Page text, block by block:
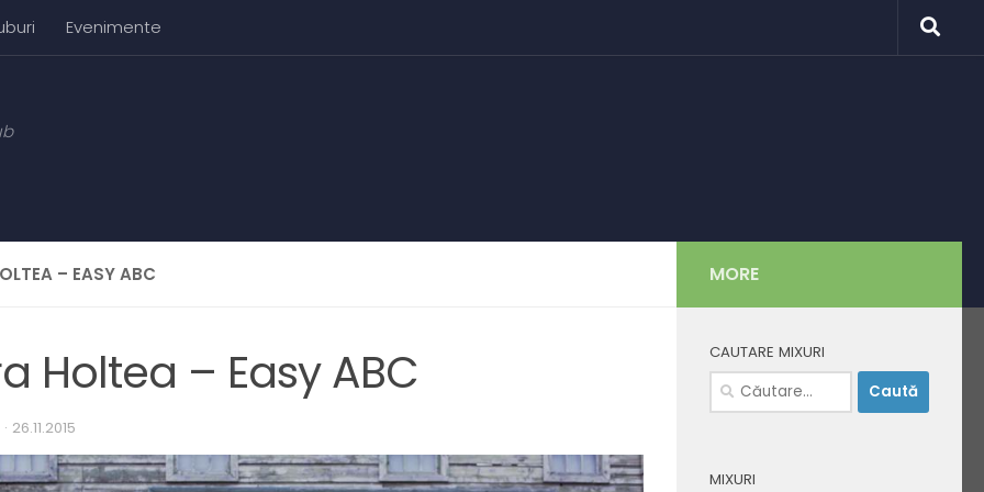
Evenimente
– EASY ABC
Holtea – Easy ABC
· 26.11.2015
MORE
CAUTARE MIXURI
Caută
după:
MIXURI